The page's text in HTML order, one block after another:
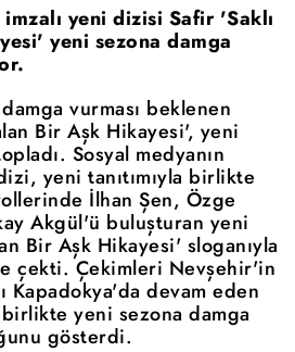
yeni dizisi Safir 'Saklı
yeni sezona damga
vurması beklenen
Bir Aşk Hikayesi', yeni
Sosyal medyanın
yeni tanıtımıyla birlikte
İlhan Şen, Özge
Akgül'ü buluşturan yeni
Bir Aşk Hikayesi' sloganıyla
çekti. Çekimleri Nevşehir'in
Kapadokya'da devam eden
birlikte yeni sezona damga
gösterdi.